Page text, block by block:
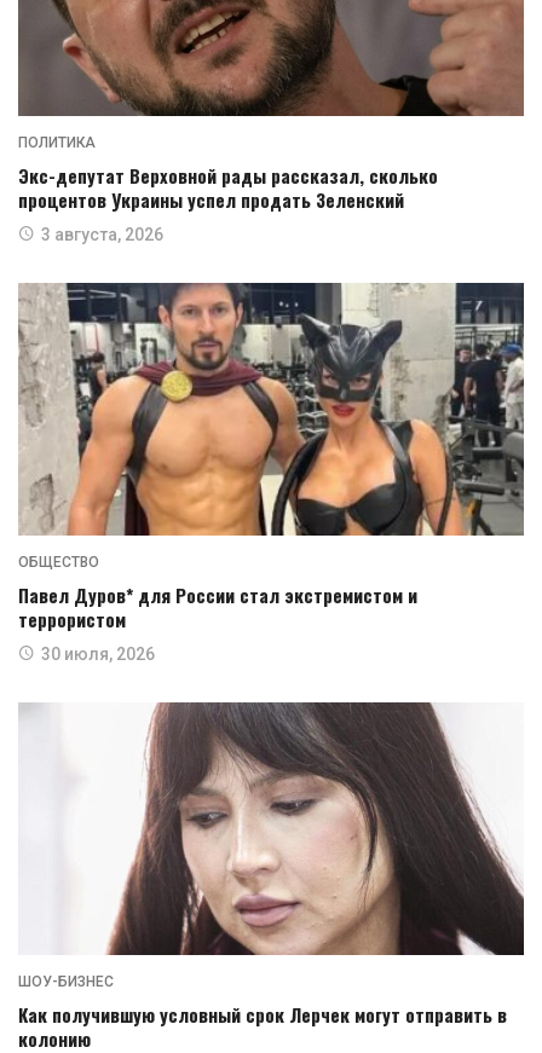
ПОЛИТИКА
Экс-депутат Верховной рады рассказал, сколько
процентов Украины успел продать Зеленский
3 августа, 2026
ОБЩЕСТВО
Павел Дуров* для России стал экстремистом и
террористом
30 июля, 2026
ШОУ-БИЗНЕС
Как получившую условный срок Лерчек могут отправить в
колонию